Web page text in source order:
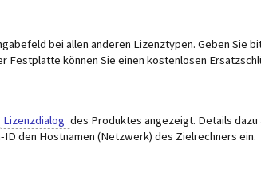
bei allen anderen Lizenztypen. Geben Sie
können Sie einen kostenlosen
Lizenzdialog des Produktes angezeigt. Details dazu
den Hostnamen (Netzwerk) des Zielrechners ein.